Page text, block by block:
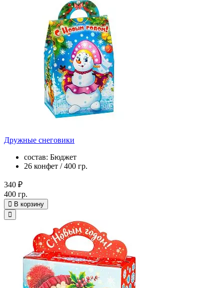
Дружные снеговики
состав: Бюджет
26 конфет / 400 гр.
340 ₽
400 гр.
В корзину